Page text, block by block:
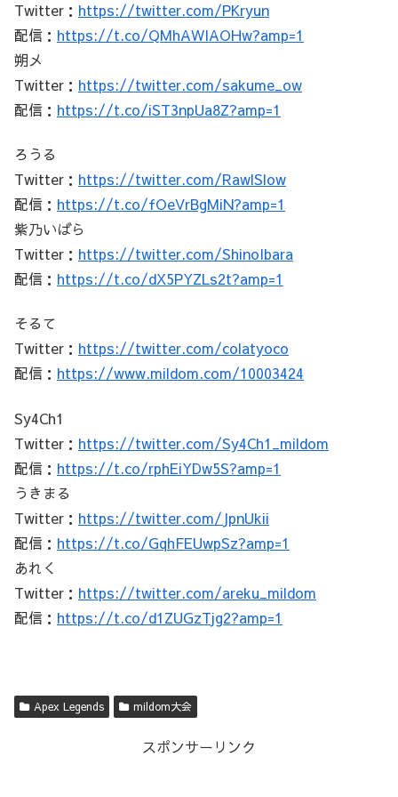
Twitter： https://twitter.com/PKryun
配信： https://t.co/QMhAWIAOHw?amp=1
朔メ
Twitter： https://twitter.com/sakume_ow
配信： https://t.co/iST3npUa8Z?amp=1
ろうる
Twitter： https://twitter.com/RawlSlow
配信： https://t.co/fOeVrBgMiN?amp=1
紫乃いばら
Twitter： https://twitter.com/ShinoIbara
配信： https://t.co/dX5PYZLs2t?amp=1
そるて
Twitter： https://twitter.com/colatyoco
配信： https://www.mildom.com/10003424
Sy4Ch1
Twitter： https://twitter.com/Sy4Ch1_mildom
配信： https://t.co/rphEiYDw5S?amp=1
うきまる
Twitter： https://twitter.com/JpnUkii
配信： https://t.co/GqhFEUwpSz?amp=1
あれく
Twitter： https://twitter.com/areku_mildom
配信： https://t.co/d1ZUGzTjg2?amp=1
Apex Legends mildom大会
スポンサーリンク